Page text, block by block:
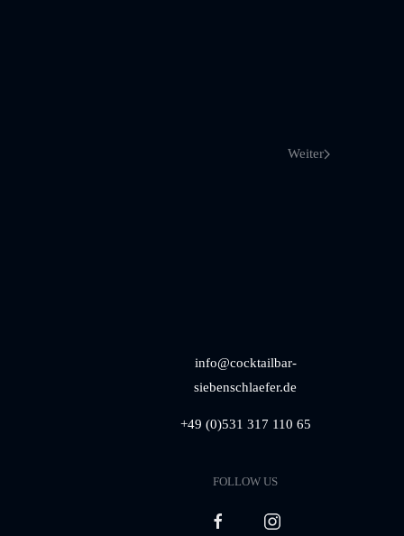
Weiter
info@cocktailbar-
siebenschlaefer.de
+49 (0)531 317 110 65
FOLLOW US